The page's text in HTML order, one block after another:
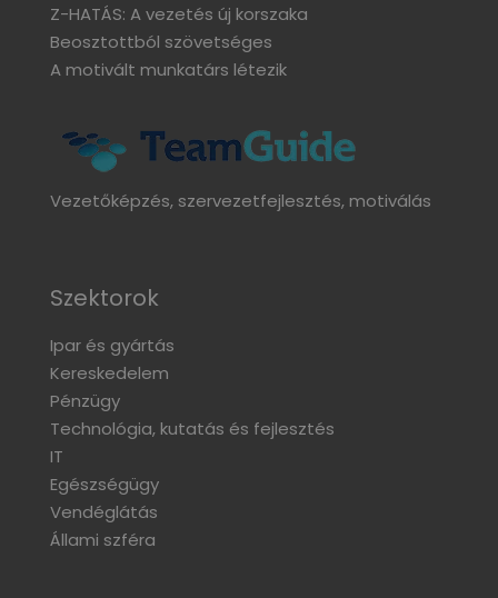
Z-HATÁS: A vezetés új korszaka
Beosztottból szövetséges
A motivált munkatárs létezik
Vezetőképzés, szervezetfejlesztés, motiválás
Szektorok
Ipar és gyártás
Kereskedelem
Pénzügy
Technológia, kutatás és fejlesztés
IT
Egészségügy
Vendéglátás
Állami szféra